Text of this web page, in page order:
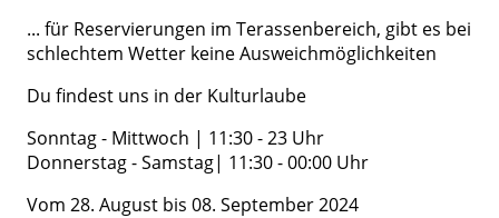
... für Reservierungen im Terassenbereich, gibt es bei
schlechtem Wetter keine Ausweichmöglichkeiten
Du findest uns in der Kulturlaube
Sonntag - Mittwoch | 11:30 - 23 Uhr
Donnerstag - Samstag| 11:30 - 00:00 Uhr
Vom 28. August bis 08. September 2024